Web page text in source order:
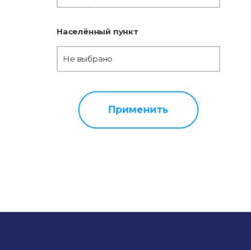
Населённый пункт
Не выбрано
Применить